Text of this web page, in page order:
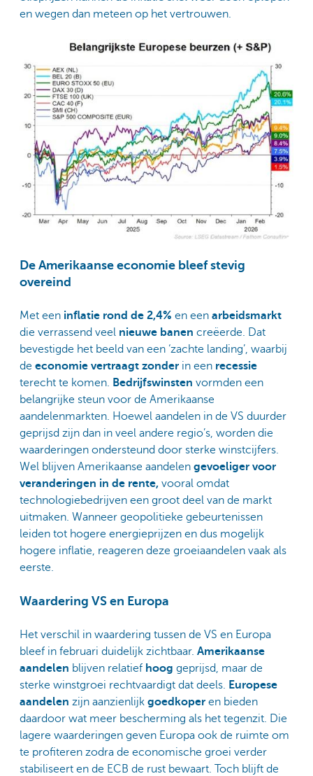
en wegen dan meteen op het vertrouwen.
De Amerikaanse economie bleef stevig
overeind
Met een inflatie rond de 2,4% en een arbeidsmarkt
die verrassend veel nieuwe banen creëerde. Dat
bevestigde het beeld van een ‘zachte landing’, waarbij
de economie vertraagt zonder in een recessie
terecht te komen. Bedrijfswinsten vormden een
belangrijke steun voor de Amerikaanse
aandelenmarkten. Hoewel aandelen in de VS duurder
geprijsd zijn dan in veel andere regio’s, worden die
waarderingen ondersteund door sterke winstcijfers.
Wel blijven Amerikaanse aandelen gevoeliger voor
veranderingen in de rente, vooral omdat
technologiebedrijven een groot deel van de markt
uitmaken. Wanneer geopolitieke gebeurtenissen
leiden tot hogere energieprijzen en dus mogelijk
hogere inflatie, reageren deze groeiaandelen vaak als
eerste.
Waardering VS en Europa
Het verschil in waardering tussen de VS en Europa
bleef in februari duidelijk zichtbaar. Amerikaanse
aandelen blijven relatief hoog geprijsd, maar de
sterke winstgroei rechtvaardigt dat deels. Europese
aandelen zijn aanzienlijk goedkoper en bieden
daardoor wat meer bescherming als het tegenzit. Die
lagere waarderingen geven Europa ook de ruimte om
te profiteren zodra de economische groei verder
stabiliseert en de ECB de rust bewaart. Toch blijft de